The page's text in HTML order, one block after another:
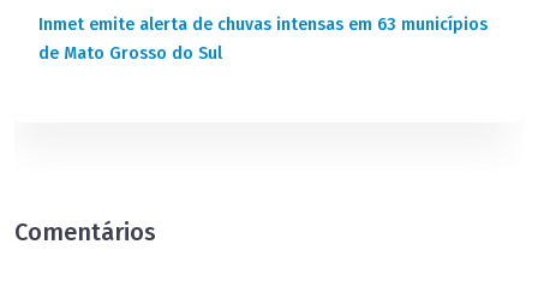
Inmet emite alerta de chuvas intensas em 63 municípios
de Mato Grosso do Sul
Comentários